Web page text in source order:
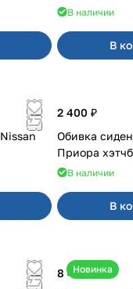
В наличии
В
2 400 ₽
Обивка
Приора
В наличии
В
Новинка
8 450 ₽